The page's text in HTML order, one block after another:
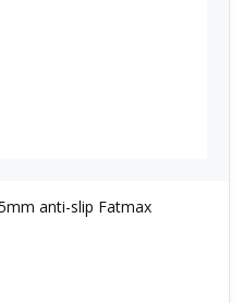
anti-slip Fatmax